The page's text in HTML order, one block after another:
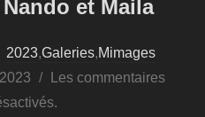
et Maila
2023,Galeries,Mimages
Les commentaires